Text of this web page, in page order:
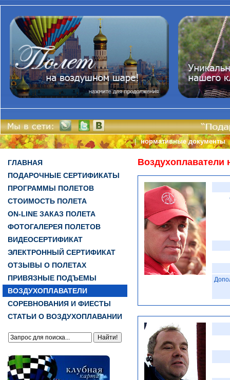
|нормативные документы
ГЛАВНАЯ
ПОДАРОЧНЫЕ СЕРТИФИКАТЫ
ПРОГРАММЫ ПОЛЕТОВ
СТОИМОСТЬ ПОЛЕТА
ON-LINE ЗАКАЗ ПОЛЕТА
ФОТОГАЛЕРЕЯ ПОЛЕТОВ
ВИДЕОСЕРТИФИКАТ
ЭЛЕКТРОННЫЙ СЕРТИФИКАТ
ОТЗЫВЫ О ПОЛЕТАХ
ПРИВЯЗНЫЕ ПОДЪЕМЫ
ВОЗДУХОПЛАВАТЕЛИ
СОРЕВНОВАНИЯ И ФИЕСТЫ
СТАТЬИ О ВОЗДУХОПЛАВАНИИ
Воздухоплаватели